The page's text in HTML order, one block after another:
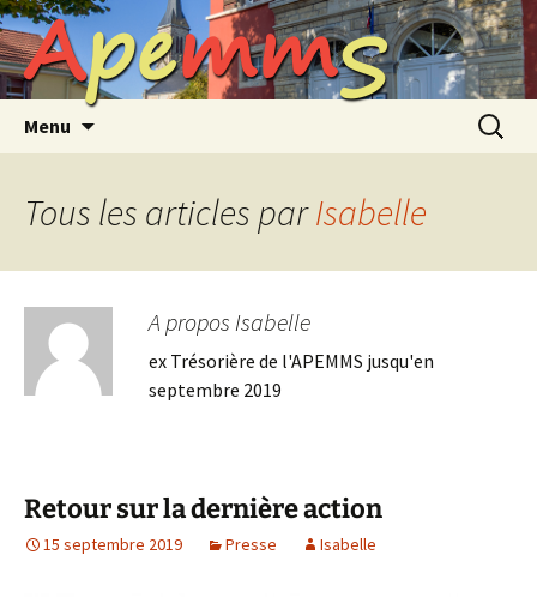
Aller
au
contenu
ApemmS
Menu
Tous les articles parIsabelle
A propos Isabelle
ex Trésorière de l'APEMMS jusqu'en
septembre 2019
Retour sur la dernière action
15 septembre 2019 Presse Isabelle